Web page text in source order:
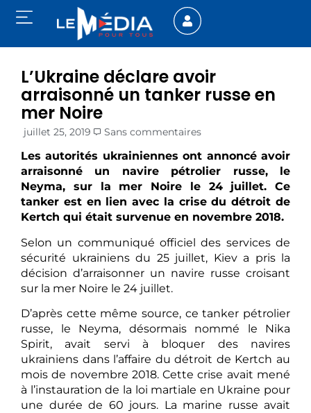
L’Ukraine déclare avoir
arraisonné un tanker russe en
mer Noire
juillet 25, 2019 Sans commentaires
Les autorités ukrainiennes ont annoncé avoir
arraisonné un navire pétrolier russe, le
Neyma, sur la mer Noire le 24 juillet. Ce
tanker est en lien avec la crise du détroit de
Kertch qui était survenue en novembre 2018.
Selon un communiqué officiel des services de
sécurité ukrainiens du 25 juillet, Kiev a pris la
décision d’arraisonner un navire russe croisant
sur la mer Noire le 24 juillet.
D’après cette même source, ce tanker pétrolier
russe, le Neyma, désormais nommé le Nika
Spirit, avait servi à bloquer des navires
ukrainiens dans l’affaire du détroit de Kertch au
mois de novembre 2018. Cette crise avait mené
à l’instauration de la loi martiale en Ukraine pour
une durée de 60 jours. La marine russe avait